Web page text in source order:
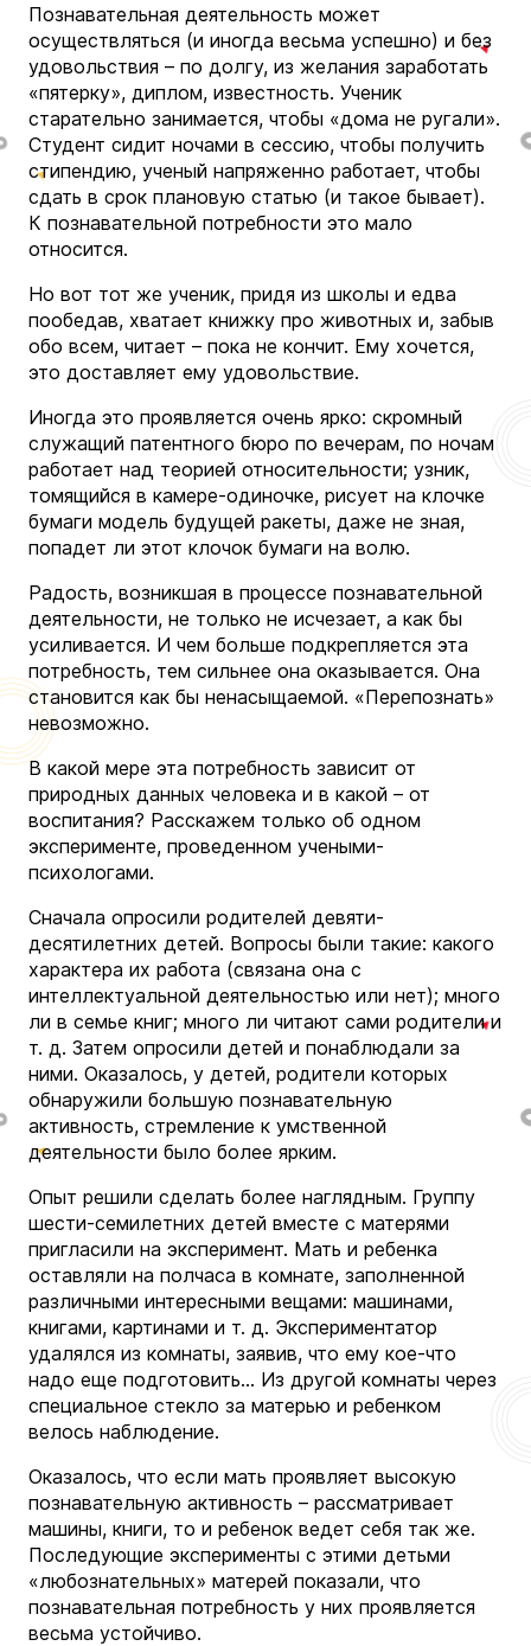
Познавательная деятельность может
осуществляться (и иногда весьма успешно) и без
удовольствия – по долгу, из желания заработать
«пятерку», диплом, известность. Ученик
старательно занимается, чтобы «дома не ругали».
Студент сидит ночами в сессию, чтобы получить
стипендию, ученый напряженно работает, чтобы
сдать в срок плановую статью (и такое бывает).
К познавательной потребности это мало
относится.
Но вот тот же ученик, придя из школы и едва
пообедав, хватает книжку про животных и, забыв
обо всем, читает – пока не кончит. Ему хочется,
это доставляет ему удовольствие.
Иногда это проявляется очень ярко: скромный
служащий патентного бюро по вечерам, по ночам
работает над теорией относительности; узник,
томящийся в камере-одиночке, рисует на клочке
бумаги модель будущей ракеты, даже не зная,
попадет ли этот клочок бумаги на волю.
Радость, возникшая в процессе познавательной
деятельности, не только не исчезает, а как бы
усиливается. И чем больше подкрепляется эта
потребность, тем сильнее она оказывается. Она
становится как бы ненасыщаемой. «Перепознать»
невозможно.
В какой мере эта потребность зависит от
природных данных человека и в какой – от
воспитания? Расскажем только об одном
эксперименте, проведенном учеными-
психологами.
Сначала опросили родителей девяти-
десятилетних детей. Вопросы были такие: какого
характера их работа (связана она с
интеллектуальной деятельностью или нет); много
ли в семье книг; много ли читают сами родители и
т. д. Затем опросили детей и понаблюдали за
ними. Оказалось, у детей, родители которых
обнаружили большую познавательную
активность, стремление к умственной
деятельности было более ярким.
Опыт решили сделать более наглядным. Группу
шести-семилетних детей вместе с матерями
пригласили на эксперимент. Мать и ребенка
оставляли на полчаса в комнате, заполненной
различными интересными вещами: машинами,
книгами, картинами и т. д. Экспериментатор
удалялся из комнаты, заявив, что ему кое-что
надо еще подготовить… Из другой комнаты через
специальное стекло за матерью и ребенком
велось наблюдение.
Оказалось, что если мать проявляет высокую
познавательную активность – рассматривает
машины, книги, то и ребенок ведет себя так же.
Последующие эксперименты с этими детьми
«любознательных» матерей показали, что
познавательная потребность у них проявляется
весьма устойчиво.